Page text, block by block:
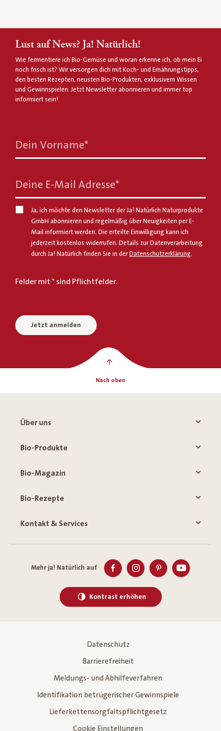
Lust auf News? Ja! Natürlich!
Wie fermentiere ich Bio-Gemüse und woran erkenne ich, ob mein Ei
noch frisch ist? Wir versorgen dich mit Koch- und Ernährungstipps,
den besten Rezepten, neusten Bio-Produkten, exklusivem Wissen
und Gewinnspielen. Jetzt Newsletter abonnieren und immer top
informiert sein!
Dein Vorname*
Deine E-Mail Adresse*
Ja, ich möchte den Newsletter der Ja! Natürlich Naturprodukte
GmbH abonnieren und regelmäßig über Neuigkeiten per E-
Mail informiert werden. Die erteilte Einwilligung kann ich
jederzeit kostenlos widerrufen. Details zur Datenverarbeitung
durch Ja! Natürlich finden Sie in derDatenschutzerklärung.
Felder mit * sind Pflichtfelder.
Jetzt anmelden
Nach oben
Über uns
Bio-Produkte
Bio-Magazin
Bio-Rezepte
Kontakt & Services
Mehr ja! Natürlich auf
Kontrast erhöhen
Datenschutz
Barrierefreiheit
Meldungs- und Abhilfeverfahren
Identifikation betrügerischer Gewinnspiele
Lieferkettensorgfaltspflichtgesetz
Cookie Einstellungen